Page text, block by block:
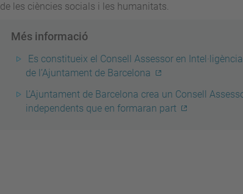
de les ciències socials i les humanitats.
Més informació
Es constitueix el Consell Assessor en
de l’Ajuntament de Barcelona
L’Ajuntament de Barcelona crea un Consell
independents que en formaran part